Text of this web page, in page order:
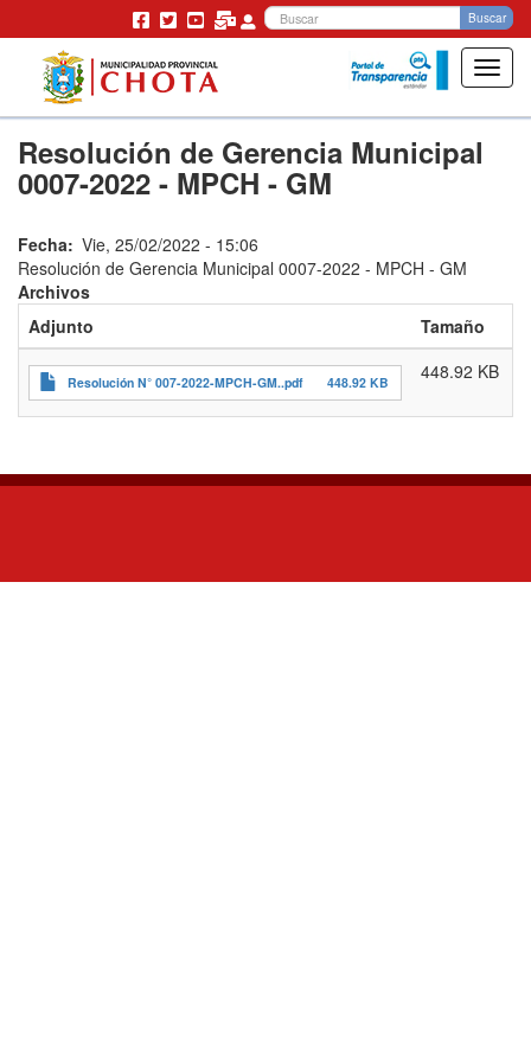
Pasar
contenido
principal
Buscar
Resolución de Gerencia Municipal
0007-2022 - MPCH - GM
Fecha Vie, 25/02/2022 - 15:06
Resolución de Gerencia Municipal 0007-2022 - MPCH - GM
Archivos
Adjunto
Tamaño
Resolución N° 007-2022-MPCH-GM..pdf 448.92 KB 448.92 KB